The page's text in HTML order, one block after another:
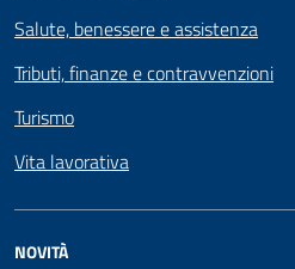
Salute, benessere e assistenza
Tributi, finanze e contravvenzioni
Turismo
Vita lavorativa
NOVITÀ